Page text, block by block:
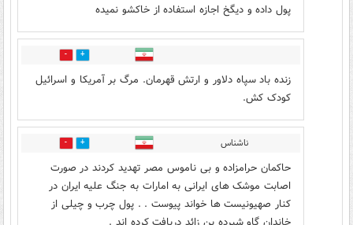
پول داده و دیگخ اجازه استفاده از خاکشو نمیده
1
زنده باد سپاه دلاور و ارتش قهرمان. مرگ بر آمریکا و اسرائیل
کودک کش.
ناشناس 1
حاکمان حرامزاده و بی ناموس مصر تهدید کردند در صورت
اصابت موشک های ايرانی به امارات به جنگ علیه ایران در
کنار صهیونیست ها خواند پیوست . . پول چرب و چیلی از